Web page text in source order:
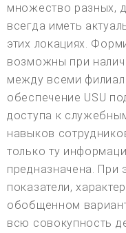
множество разных,
всегда иметь
этих локациях.
возможны при
между всеми
обеспечение USU
доступа к
навыков
только ту
предназначена. При
показатели,
обобщенном
всю совокупность